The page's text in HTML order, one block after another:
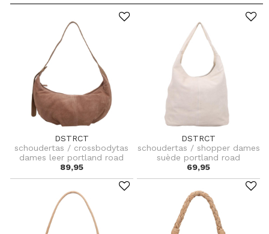
DSTRCT
schoudertas / crossbodytas
dames leer portland road
89,95
DSTRCT
schoudertas / shopper dames
suède portland road
69,95